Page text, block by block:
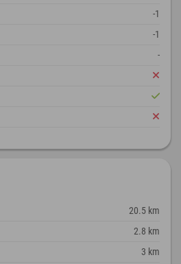
-1
-1
-
20.5 km
2.8 km
3 km